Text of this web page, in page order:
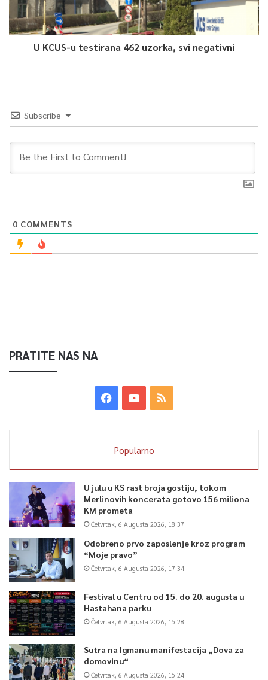
U KCUS-u testirana 462 uzorka, svi negativni
Subscribe
0 COMMENTS
PRATITE NAS NA
Popularno
U julu u KS rast broja gostiju, tokom
Merlinovih koncerata gotovo 156 miliona
KM prometa
Četvrtak, 6 Augusta 2026, 18:37
Odobreno prvo zaposlenje kroz program
“Moje pravo”
Četvrtak, 6 Augusta 2026, 17:34
Festival u Centru od 15. do 20. augusta u
Hastahana parku
Četvrtak, 6 Augusta 2026, 15:28
Sutra na Igmanu manifestacija „Dova za
domovinu“
Četvrtak, 6 Augusta 2026, 15:24